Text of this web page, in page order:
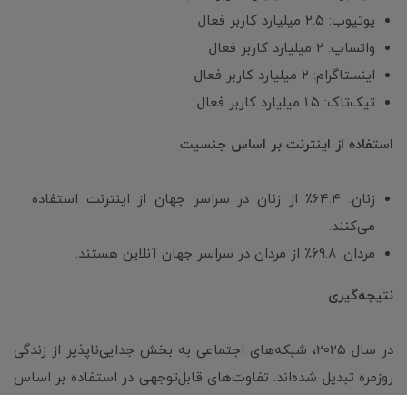
یوتیوب: ۲.۵ میلیارد کاربر فعال
واتساپ: ۲ میلیارد کاربر فعال
اینستاگرام: ۲ میلیارد کاربر فعال
تیک‌تاک: ۱.۵ میلیارد کاربر فعال
استفاده از اینترنت بر اساس جنسیت
زنان: ۶۴.۴٪ از زنان در سراسر جهان از اینترنت استفاده
می‌کنند.
مردان: ۶۹.۸٪ از مردان در سراسر جهان آنلاین هستند.
نتیجه‌گیری
در سال ۲۰۲۵، شبکه‌های اجتماعی به بخش جدایی‌ناپذیر از زندگی
روزمره تبدیل شده‌اند. تفاوت‌های قابل‌توجهی در استفاده بر اساس